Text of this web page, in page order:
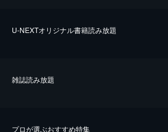
U-NEXTオリジナル書籍読み放題
雑誌読み放題
プロが選ぶおすすめ特集